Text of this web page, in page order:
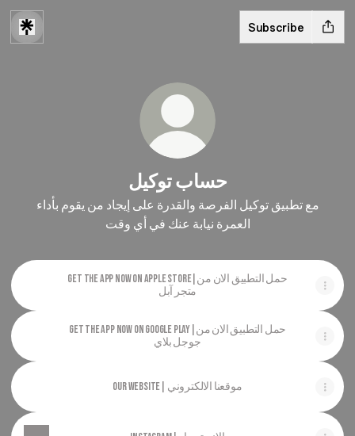
Subscribe
حساب توكيل
مع تطبيق توكيل الفرصة والقدرة على إيجاد من يقوم بأداء
العمرة نيابة عنك في أي وقت
Get the app now on Apple store|حمل التطبيق الان من
متجر آبل
Get the app now on Google play|حمل التطبيق الان من
جوجل بلاي
our website| موقعنا الالكتروني